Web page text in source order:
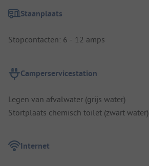
Staanplaats
Stopcontacten: 6 - 12 amps
Camperservicestation
Legen van afvalwater (grijs water)
Stortplaats chemisch toilet (zwart water)
Internet